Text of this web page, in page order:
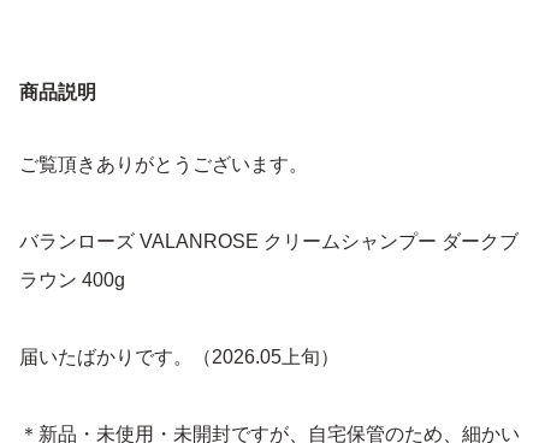
商品説明
ご覧頂きありがとうございます。
バランローズ VALANROSE クリームシャンプー ダークブ
ラウン 400g
届いたばかりです。（2026.05上旬）
＊新品・未使用・未開封ですが、自宅保管のため、細かい